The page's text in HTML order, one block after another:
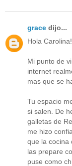
grace dijo...
Hola
Mi punto de
internet
mas que se
Tu espacio
si salen. De
galletas de
me hizo
que la cocina
las prepare
puse como